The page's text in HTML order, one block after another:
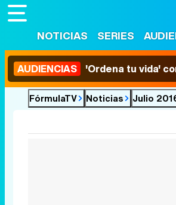
NOTICIAS SERIES
AUDIENCIAS 'Ordena tu vida'
FórmulaTV Noticias Julio